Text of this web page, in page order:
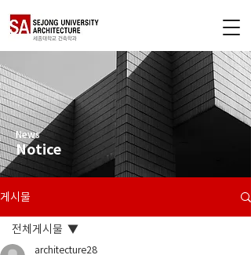
News
Notice
게시물
전체게시물
architecture28